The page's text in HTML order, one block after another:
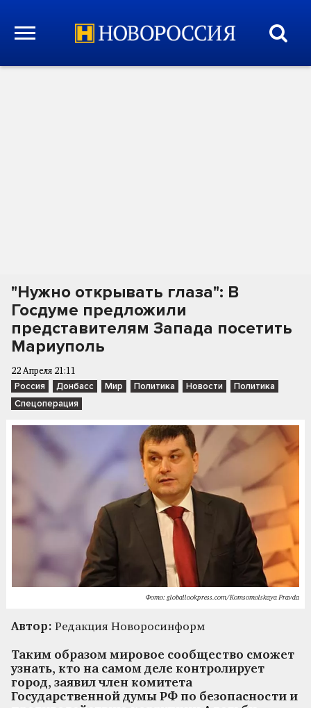
"Нужно открывать глаза": В
Госдуме предложили
представителям Запада посетить
Мариуполь
22 Апреля 21:11
Россия Донбасс Мир Политика Новости
Политика
Спецоперация
Фото: globallookpress.com/Komsomolskaya Pravda
Автор: Редакция Новоросинформ
Таким образом мировое сообщество сможет
узнать, кто на самом деле контролирует
город, заявил член комитета
Государственной думы РФ по безопасности и